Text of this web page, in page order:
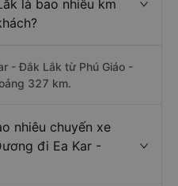
là bao nhiêu km
- Đắk Lắk từ Phú Giáo -
327 km.
nhiêu chuyến xe
đi Ea Kar -